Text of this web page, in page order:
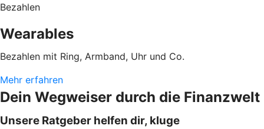
Bezahlen
Wearables
Bezahlen mit Ring, Armband, Uhr und Co.
Mehr erfahren
Dein Wegweiser durch die Finanzwelt
Unsere Ratgeber helfen dir, kluge